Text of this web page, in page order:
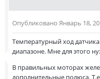
Опубликовано Январь 18,
Температурный ход
диапазоне. Мне для этого
В правильных моторах
дополнительные полюса.